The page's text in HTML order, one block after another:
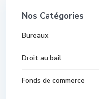
Nos Catégories
Bureaux
Droit au bail
Fonds de commerce